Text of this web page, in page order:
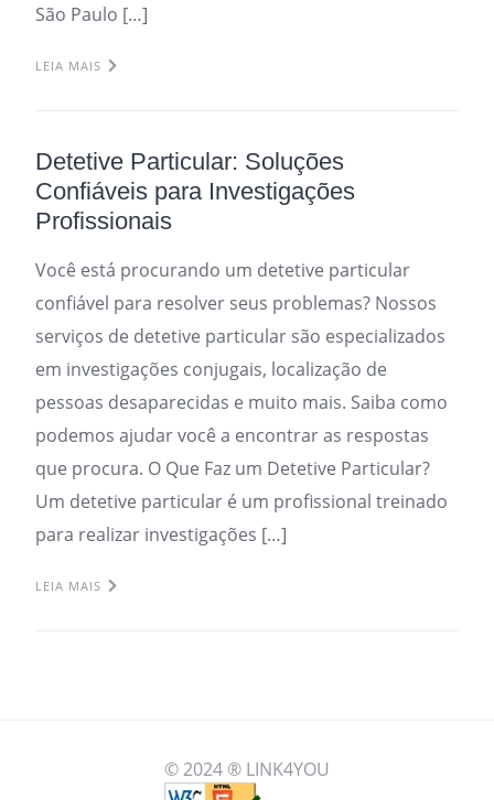
São Paulo […]
LEIA MAIS
Detetive Particular: Soluções
Confiáveis para Investigações
Profissionais
Você está procurando um detetive particular
confiável para resolver seus problemas? Nossos
serviços de detetive particular são especializados
em investigações conjugais, localização de
pessoas desaparecidas e muito mais. Saiba como
podemos ajudar você a encontrar as respostas
que procura. O Que Faz um Detetive Particular?
Um detetive particular é um profissional treinado
para realizar investigações […]
LEIA MAIS
© 2024 ® LINK4YOU